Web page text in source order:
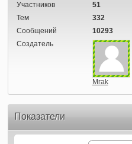
Участников
51
Тем
332
Сообщений
10293
Создатель
Mrak
Показатели